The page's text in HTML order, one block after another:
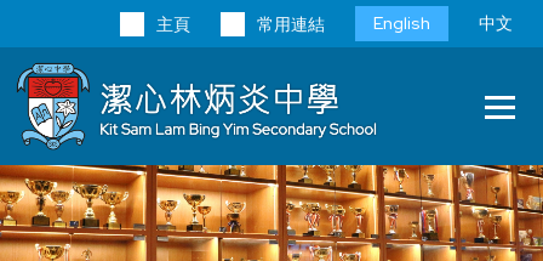
Language
switcher
English 中文
常用連結
主頁